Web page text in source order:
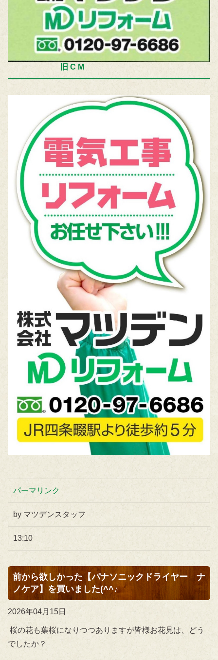
旧 C M
パーマリンク
by マツデンスタッフ
13:10
前から欲しかった【パナソニックドライヤー ナ
ノケア】を買いました(^^♪
2026年04月15日
桜の花も葉桜になりつつありますが皆様お花見は、どう
でしたか？